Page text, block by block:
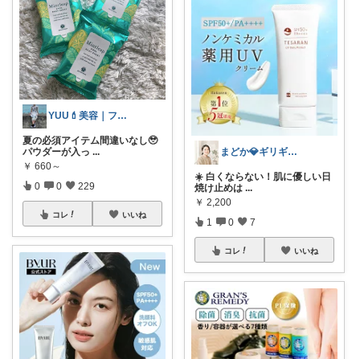
YUU💄美容｜ファッション｜韓国コスメ
夏の必須アイテム間違いなし🥹
パウダーが入っ ...
￥ 660～
0 0 229
コレ いいね
まどか💎ギリギリアラサーOL
☀️ 白くならない！肌に優しい日
焼け止めは ...
￥ 2,200
1 0 7
コレ いいね